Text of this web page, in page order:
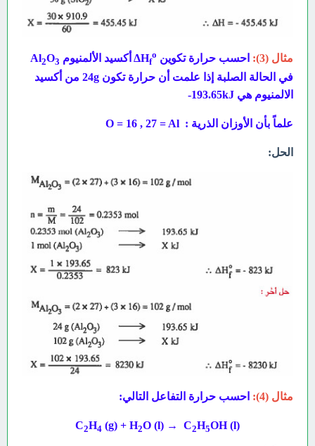
مثال (3): احسب حرارة تكوين ΔH f
o أكسيد الألمنيوم Al 2O3
في الحالة الصلبة إذا علمت أن حرارة تكون 24g من أكسيد
الالمنيوم هي 193.65 kJ-
علماً بأن الأوزان الذرية : O = 16 , 27 = Al
الحل:
مثال (4): احسب حرارة التفاعل التالي:
C2H4 (g) + H2O (l) → C2H5OH (l)